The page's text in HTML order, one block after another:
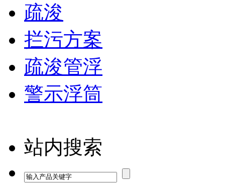
疏浚
拦污方案
疏浚管浮
警示浮筒
站内搜索